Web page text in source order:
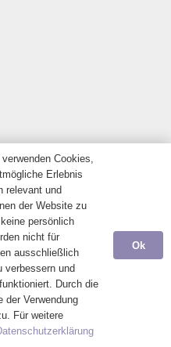
Cookies,
Erlebnis
relevant und
der Website zu
persönlich
nicht für
ausschließlich
verbessern und
Durch die
der Verwendung
Für weitere
Ok